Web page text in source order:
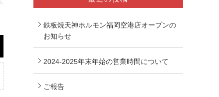
鉄板焼天神ホルモン福岡空港店オープンの
お知らせ
2024-2025年末年始の営業時間について
ご報告